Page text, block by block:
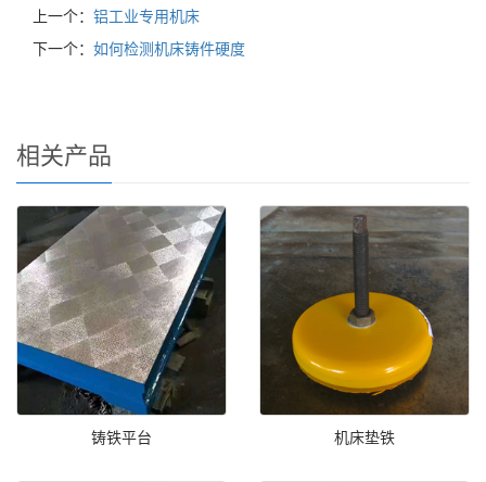
上一个： 铝工业专用机床
下一个： 如何检测机床铸件硬度
相关产品
铸铁平台 机床垫铁